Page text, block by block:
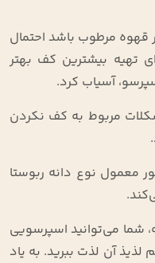
قهوه مرطوب باشد احتمال
تهیه بیشترین کف بهتر
آسیاب کرد.
مربوط به کف نکردن
معمول نوع دانه ربوستا
شما می‌توانید اسپرسویی
لذیذ آن لذت ببرید. به یاد